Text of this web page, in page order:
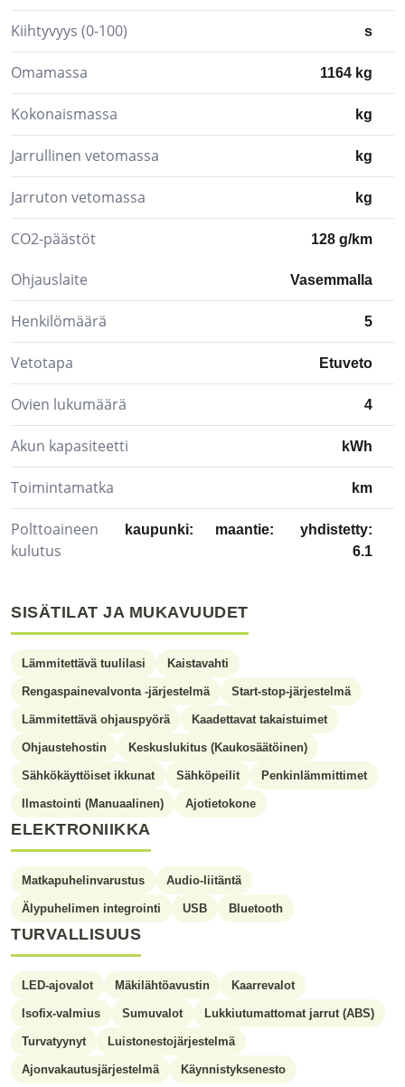
Kiihtyvyys (0-100) s
Omamassa 1164 kg
Kokonaismassa kg
Jarrullinen vetomassa kg
Jarruton vetomassa kg
CO2-päästöt 128 g/km
Ohjauslaite Vasemmalla
Henkilömäärä 5
Vetotapa Etuveto
Ovien lukumäärä 4
Akun kapasiteetti kWh
Toimintamatka km
Polttoaineen
kulutus
kaupunki: maantie:
yhdistetty:
6.1
SISÄTILAT JA MUKAVUUDET
Lämmitettävä tuulilasi Kaistavahti
Rengaspainevalvonta -järjestelmä Start-stop-järjestelmä
Lämmitettävä ohjauspyörä Kaadettavat takaistuimet
Ohjaustehostin Keskuslukitus (Kaukosäätöinen)
Sähkökäyttöiset ikkunat Sähköpeilit Penkinlämmittimet
Ilmastointi (Manuaalinen) Ajotietokone
ELEKTRONIIKKA
Matkapuhelinvarustus Audio-liitäntä
Älypuhelimen integrointi USB Bluetooth
TURVALLISUUS
LED-ajovalot Mäkilähtöavustin Kaarrevalot
Isofix-valmius Sumuvalot Lukkiutumattomat jarrut (ABS)
Turvatyynyt Luistonestojärjestelmä
Ajonvakautusjärjestelmä Käynnistyksenesto